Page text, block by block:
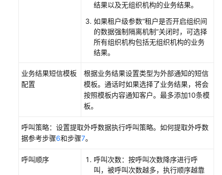
新
呼
任
结果以及无组织机构的业务结果。
如果租户级参数“租户是否开启组织间
的数据强制隔离机制”关闭时，可选择
所有组织机构包括无组织机构的业务
结果。
业务结果短信模板
配置
根据业务结果设置类型为外部通知的短信
模板。通话时如果选择了业务结果，将会
按照模板内容通知客户。最多添加10条模
板。
呼叫策略：设置提取外呼数据执行呼叫策略。如何提取外呼数
据参考步骤6和步骤7。
呼叫顺序
呼叫次数：按呼叫次数降序进行呼
叫，被呼叫次数越多，执行顺序越靠